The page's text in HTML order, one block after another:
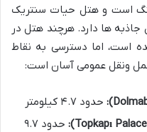
است و هتل حیات سنتریک
ها دارد. هرچند هتل در
است، اما دسترسی به نقاط
ونقل عمومی آسان است:
حدود ۴.۷ کیلومتر
حدود ۹.۷